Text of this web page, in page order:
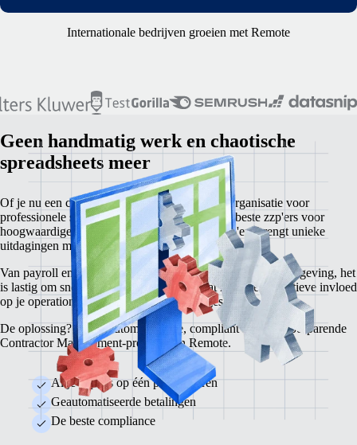
Internationale bedrijven groeien met Remote
Geen handmatig werk en chaotische
spreadsheets meer
Of je nu een creatief bureau, adviesbureau of organisatie voor
professionele services bent, je vertrouwt op de beste zzp'ers voor
hoogwaardige projecten. Maar werken met zzp'ers brengt unieke
uitdagingen met zich mee.
Van payroll en compliance tot contracten en juridische regelgeving, het
is lastig om snel aan de slag te gaan. En dat heeft een negatieve invloed
op je operationele efficiëntie en winstmarges.
De oplossing? Het geautomatiseerde, compliant en kostenbesparende
Contractor Management-product van Remote.
Al je zzp'ers op één plek beheren
Geautomatiseerde betalingen
De beste compliance